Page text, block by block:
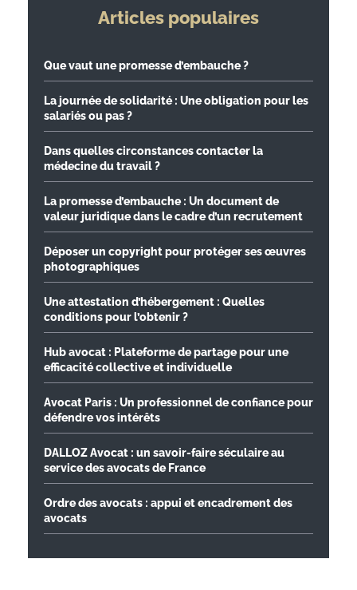
Articles populaires
Que vaut une promesse d’embauche ?
La journée de solidarité : Une obligation pour les
salariés ou pas ?
Dans quelles circonstances contacter la
médecine du travail ?
La promesse d’embauche : Un document de
valeur juridique dans le cadre d’un recrutement
Déposer un copyright pour protéger ses œuvres
photographiques
Une attestation d’hébergement : Quelles
conditions pour l’obtenir ?
Hub avocat : Plateforme de partage pour une
efficacité collective et individuelle
Avocat Paris : Un professionnel de confiance pour
défendre vos intérêts
DALLOZ Avocat : un savoir-faire séculaire au
service des avocats de France
Ordre des avocats : appui et encadrement des
avocats